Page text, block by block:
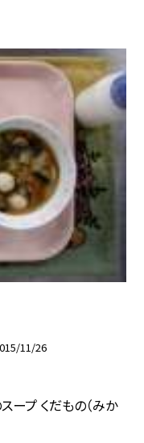
11/26
ープ くだもの（みか